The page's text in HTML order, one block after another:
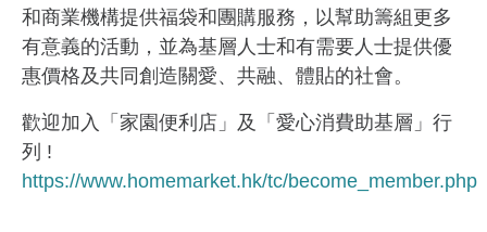
和商業機構提供福袋和團購服務，以幫助籌組更多
有意義的活動，並為基層人士和有需要人士提供優
惠價格及共同創造關愛、共融、體貼的社會。
歡迎加入「家園便利店」及「愛心消費助基層」行
列 !
https://www.homemarket.hk/tc/become_member.php